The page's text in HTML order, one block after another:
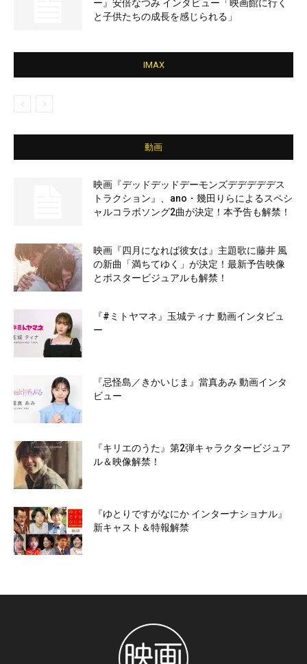
ー』安倍なつみ インタビュー「映画館に行く
と子供たちの成長を感じられる」
IMAX
動画
映画『デッドデッドデーモンズデデデデデス
トラクション』、ano・幾田りらによるスペシ
ャルコラボソング2曲が決定！本予告も解禁！
映画『四月になれば彼女は』主題歌に藤井 風
の新曲「満ちてゆく」が決定！最新予告映像
とポスタービジュアルも解禁！
『#ミトヤマネ』玉城ティナ 動画インタビュ
ー
『忌怪島／きかいじま』當真あみ 動画インタ
ビュー
『キリエのうた』第2弾キャラクタービジュア
ル＆映像解禁！
『ゆとりですがなにか インターナショナル』
新キャスト＆特報解禁